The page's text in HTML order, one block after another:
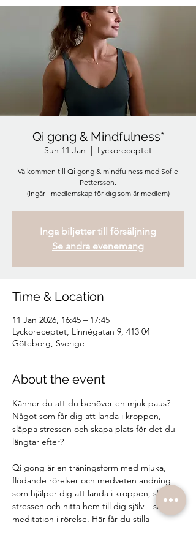
Qi gong & Mindfulness*
Sun 11 Jan
  |
Lyckoreceptet
Välkommen till Qi gong & mindfulness med Sofie
Pettersson.
(Ingår i medlemskap för dig som är medlem)
Inga biljetter till försäljning
Se andra evenemang
Time & Location
11 Jan 2026, 16:45 – 17:45
Lyckoreceptet, Linnégatan 9, 413 04
Göteborg, Sverige
About the event
Känner du att du behöver en mjuk paus?
Något som får dig att landa i kroppen,
släppa stressen och skapa plats för det du
längtar efter?
Qi gong är en träningsform med mjuka,
flödande rörelser och medveten andning
som hjälper dig att landa i kroppen, släppa
stressen och hitta hem till dig själv – som
meditation i rörelse. Här får du stilla